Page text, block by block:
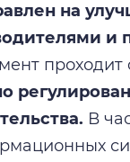
на
и
В